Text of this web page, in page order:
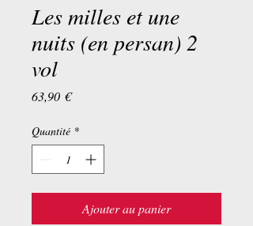
Les milles et une
nuits (en persan) 2
vol
63,90 €Prix
Quantité *
Ajouter au panier